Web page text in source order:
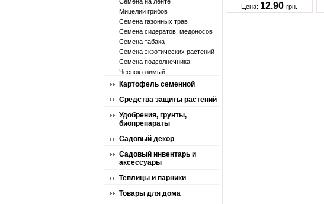
Мицелий грибов
Семена газонных трав
Семена сидератов, медоносов
Семена табака
Семена экзотических растений
Семена подсолнечника
Чеснок озимый
Картофель семенной
Средства защиты растений
Удобрения, грунты,
биопрепараты
Садовый декор
Садовый инвентарь и
аксессуары
Теплицы и парники
Товары для дома
Цена: 12.90 грн.